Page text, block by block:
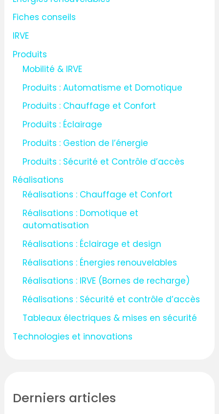
r
:
Fiches conseils
IRVE
Produits
Mobilité & IRVE
Produits : Automatisme et Domotique
Produits : Chauffage et Confort
Produits : Éclairage
Produits : Gestion de l’énergie
Produits : Sécurité et Contrôle d’accès
Réalisations
Réalisations : Chauffage et Confort
Réalisations : Domotique et
automatisation
Réalisations : Éclairage et design
Réalisations : Énergies renouvelables
Réalisations : IRVE (Bornes de recharge)
Réalisations : Sécurité et contrôle d’accès
Tableaux électriques & mises en sécurité
Technologies et innovations
Derniers articles